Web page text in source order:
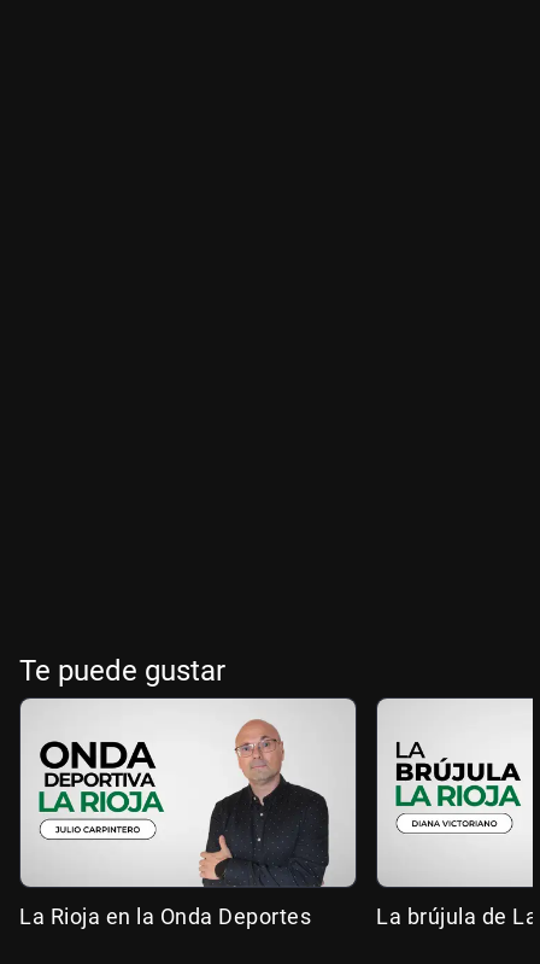
Te puede gustar
La Rioja en la Onda Deportes La brújula de